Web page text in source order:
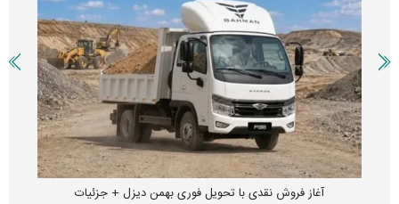
آغاز فروش نقدی با تحویل فوری بهمن دیزل + جزئیات